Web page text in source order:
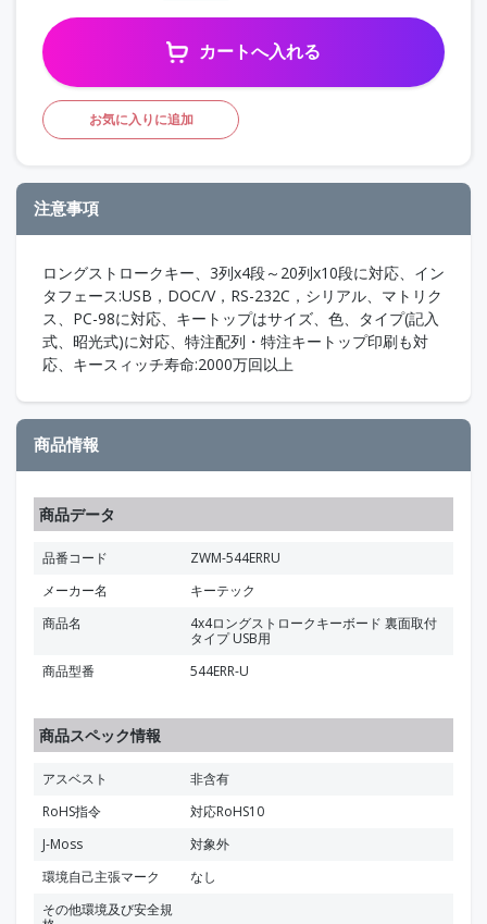
カートへ入れる
お気に入りに追加
注意事項
ロングストロークキー、3列x4段～20列x10段に対応、イン
タフェース:USB，DOC/V，RS-232C，シリアル、マトリク
ス、PC-98に対応、キートップはサイズ、色、タイプ(記入
式、昭光式)に対応、特注配列・特注キートップ印刷も対
応、キースィッチ寿命:2000万回以上
商品情報
商品データ
品番コード
ZWM-544ERRU
メーカー名
キーテック
商品名
4x4ロングストロークキーボード 裏面取付
タイプ USB用
商品型番
544ERR-U
商品スペック情報
アスベスト
非含有
RoHS指令
対応RoHS10
J-Moss
対象外
環境自己主張マーク
なし
その他環境及び安全規